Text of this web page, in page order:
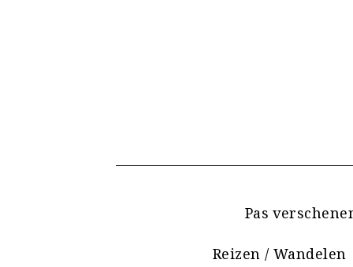
Pas
Reizen / Wandelen